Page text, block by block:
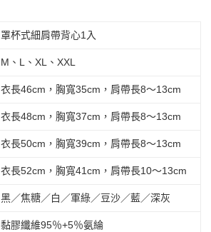
罩杯式細肩帶背心1入
M、L、XL、XXL
衣長46cm，胸寬35cm，肩帶長8～13cm
衣長48cm，胸寬37cm，肩帶長8～13cm
衣長50cm，胸寬39cm，肩帶長8～13cm
衣長52cm，胸寬41cm，肩帶長10～13cm
黑／焦糖／白／軍綠／豆沙／藍／深灰
黏膠纖維95％+5％氨綸